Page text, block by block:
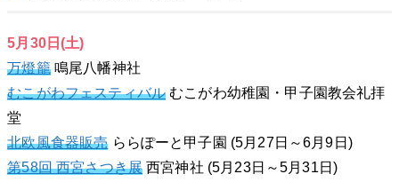
5月30日(土)
万燈籠鳴尾八幡神社
むこがわフェスティバル むこがわ幼稚園・甲子園教会礼拝
堂
北欧風食器販売 ららぽーと甲子園 (5月27日～6月9日)
第58回 西宮さつき展 西宮神社 (5月23日～5月31日)